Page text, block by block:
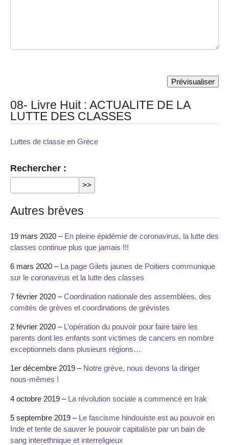
08- Livre Huit : ACTUALITE DE LA
LUTTE DES CLASSES
Luttes de classe en Grèce
Rechercher :
Autres brèves
19 mars 2020 – En pleine épidémie de coronavirus, la lutte des
classes continue plus que jamais !!!
6 mars 2020 – La page Gilets jaunes de Poitiers communique
sur le coronavirus et la lutte des classes
7 février 2020 –Coordination nationale des assemblées, des
comités de grèves et coordinations de grévistes
2 février 2020 – L’opération du pouvoir pour faire taire les
parents dont les enfants sont victimes de cancers en nombre
exceptionnels dans plusieurs régions…
1er décembre 2019 – Notre grève, nous devons la diriger
nous-mêmes !
4 octobre 2019 – La révolution sociale a commencé en Irak
5 septembre 2019 – Le fascisme hindouiste est au pouvoir en
Inde et tente de sauver le pouvoir capitaliste par un bain de
sang interethnique et interreligieux